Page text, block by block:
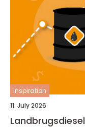
inspiration
11. July 2026
Landbrugsdiesel sådan får du mest ud af